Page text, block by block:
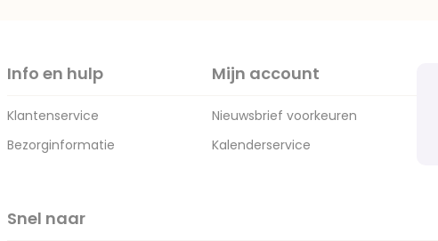
Info en hulp
Klantenservice
Bezorginformatie
Mijn account
Nieuwsbrief voorkeuren
Kalenderservice
Snel naar